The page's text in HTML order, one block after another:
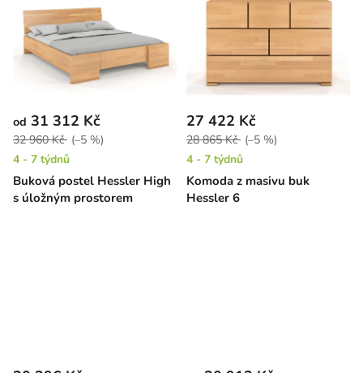
Buková postel Hessler High
s úložným prostorem
od 31 312 Kč
32 960 Kč (–5 %)
4 - 7 týdnů
Komoda z masivu buk
Hessler 6
27 422 Kč
28 865 Kč (–5 %)
4 - 7 týdnů